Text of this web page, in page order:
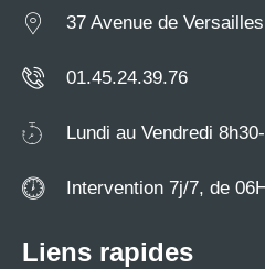
37 Avenue de
01.45.24.39.76
Lundi au Vendredi
Intervention 7j/7, de
Liens rapides